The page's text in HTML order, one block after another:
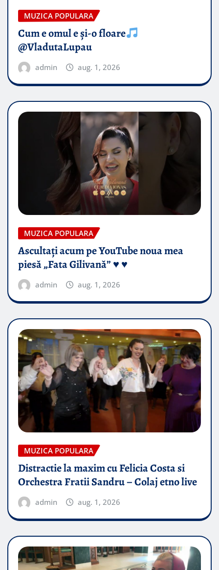
MUZICA POPULARA
Cum e omul e și-o floare
@VladutaLupau
admin aug. 1, 2026
MUZICA POPULARA
Ascultați acum pe YouTube noua mea
piesă „Fata Gilivană” ♥️ ♥️
admin aug. 1, 2026
MUZICA POPULARA
Distractie la maxim cu Felicia Costa si
Orchestra Fratii Sandru – Colaj etno live
admin aug. 1, 2026